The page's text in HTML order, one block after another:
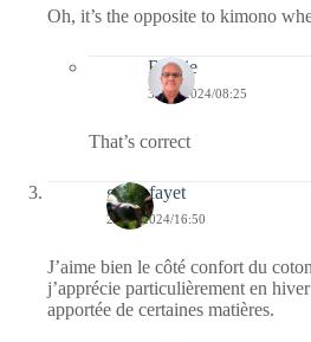
Oh, it’s the opposite to kimono
Bernie
30/03/2024/08:25
That’s correct
giselefayet
27/03/2024/16:50
J’aime bien le côté confort du
j’apprécie particulièrement en
apportée de certaines matières.